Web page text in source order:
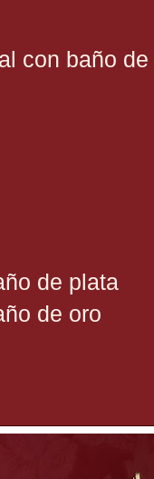
con baño
de plata
de oro